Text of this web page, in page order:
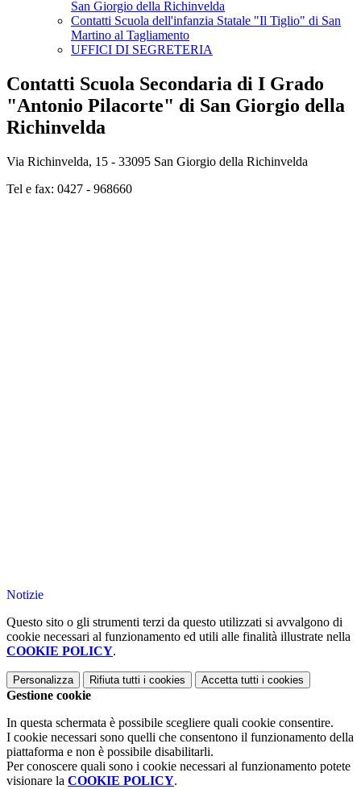
San Giorgio della Richinvelda
Contatti Scuola dell'infanzia Statale "Il Tiglio" di San
Martino al Tagliamento
UFFICI DI SEGRETERIA
Contatti Scuola Secondaria di I Grado
"Antonio Pilacorte" di San Giorgio della
Richinvelda
Via Richinvelda, 15 - 33095 San Giorgio della Richinvelda
Tel e fax: 0427 - 968660
Notizie
Questo sito o gli strumenti terzi da questo utilizzati si avvalgono di
cookie necessari al funzionamento ed utili alle finalità illustrate nella
COOKIE POLICY.
Personalizza Rifiuta tutti i cookies Accetta tutti i cookies
Gestione cookie
In questa schermata è possibile scegliere quali cookie consentire.
I cookie necessari sono quelli che consentono il funzionamento della
piattaforma e non è possibile disabilitarli.
Per conoscere quali sono i cookie necessari al funzionamento potete
visionare la COOKIE POLICY.